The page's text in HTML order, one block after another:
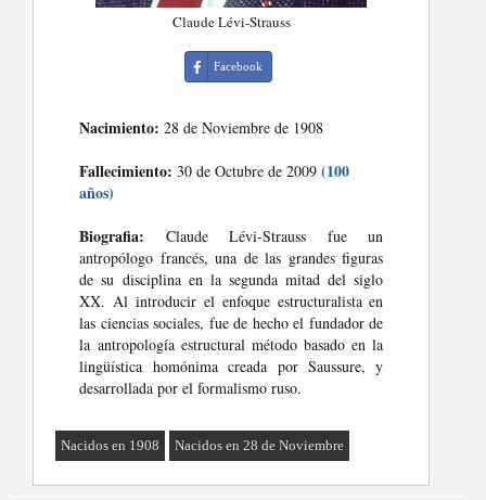
Claude Lévi-Strauss
Facebook
Nacimiento: 28 de Noviembre de 1908
Fallecimiento: 30 de Octubre de 2009(100
años)
Biografia: Claude Lévi-Strauss fue un
antropólogo francés, una de las grandes figuras
de su disciplina en la segunda mitad del siglo
XX. Al introducir el enfoque estructuralista en
las ciencias sociales, fue de hecho el fundador de
la antropología estructural método basado en la
lingüística homónima creada por Saussure, y
desarrollada por el formalismo ruso.
Nacidos en 1908 Nacidos en 28 de Noviembre